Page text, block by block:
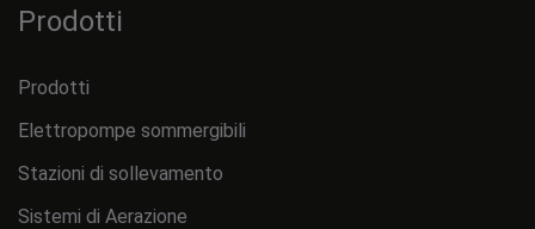
Prodotti
Prodotti
Elettropompe sommergibili
Stazioni di sollevamento
Sistemi di Aerazione